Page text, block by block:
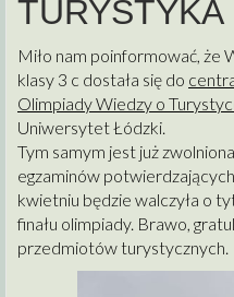
TURYSTYKA
Miło nam poinformować, że
klasy 3 c dostała się do
Olimpiady Wiedzy o
Uniwersytet Łódzki.
Tym samym jest już
egzaminów
kwietniu będzie walczyła o
finału olimpiady. Brawo,
przedmiotów turystycznych.